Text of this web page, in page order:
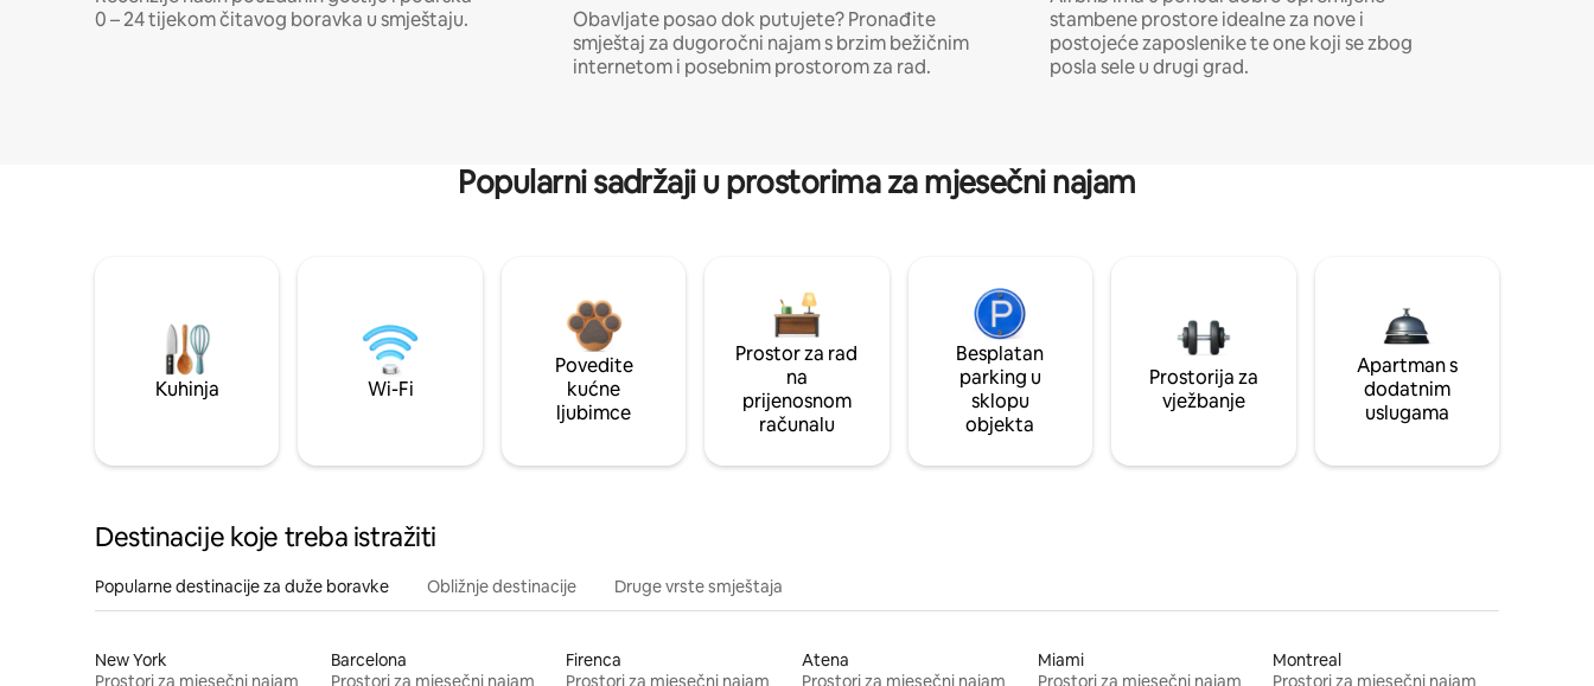
0 – 24 tijekom čitavog boravka u smještaju.
Obavljate posao dok putujete? Pronađite
smještaj za dugoročni najam s brzim bežičnim
internetom i posebnim prostorom za rad.
stambene prostore idealne za nove i
postojeće zaposlenike te one koji se zbog
posla sele u drugi grad.
Popularni sadržaji u prostorima za mjesečni najam
Kuhinja Wi-Fi
Povedite
kućne
ljubimce
Prostor za rad
na
prijenosnom
računalu
Besplatan
parking u
sklopu
objekta
Prostorija za
vježbanje
Apartman s
dodatnim
uslugama
Destinacije koje treba istražiti
Popularne destinacije za duže boravke Obližnje destinacije Druge vrste smještaja
New York
Prostori za mjesečni najam
Barcelona
Prostori za mjesečni najam
Firenca
Prostori za mjesečni najam
Atena
Prostori za mjesečni najam
Miami
Prostori za mjesečni najam
Montreal
Prostori za mjesečni najam